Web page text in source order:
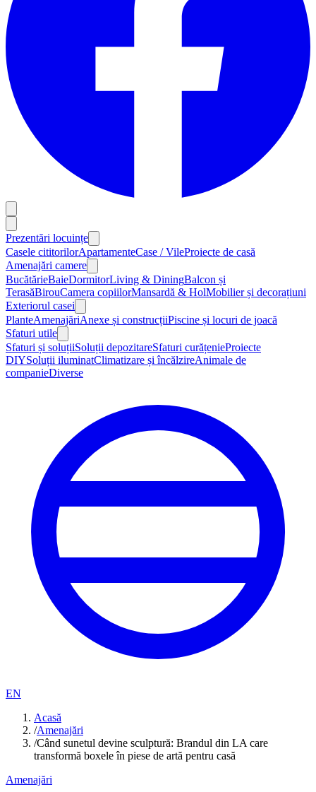
Prezentări locuințe
Casele cititorilorApartamenteCase / VileProiecte de casă
Amenajări camere
BucătărieBaieDormitorLiving & DiningBalcon și
TerasăBirouCamera copiilorMansardă & HolMobilier și decorațiuni
Exteriorul casei
PlanteAmenajăriAnexe și construcțiiPiscine și locuri de joacă
Sfaturi utile
Sfaturi și soluțiiSoluții depozitareSfaturi curățenieProiecte
DIYSoluții iluminatClimatizare și încălzireAnimale de
companieDiverse
EN
Acasă
/Amenajări
/Când sunetul devine sculptură: Brandul din LA care
transformă boxele în piese de artă pentru casă
Amenajări